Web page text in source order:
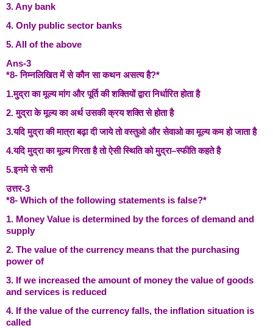
3. Any bank
4. Only public sector banks
5. All of the above
Ans-3
*8- निम्नलिखित में से कौन सा कथन असत्य है?*
1.मुद्रा का मूल्य मांग और पूर्ति की शक्तियों द्वारा निर्धारित होता है
2. मुद्रा के मूल्य का अर्थ उसकी क्रय शक्ति से होता है
3.यदि मुद्रा की मात्रा बढ़ा दी जाये तो वस्तुओ और सेवाओ का मूल्य कम हो जाता है
4.यदि मुद्रा का मूल्य गिरता है तो ऐसी स्थिति को मुद्रा–स्फीति कहते है
5.इनमे से सभी
उत्तर-3
*8- Which of the following statements is false?*
1. Money Value is determined by the forces of demand and
supply
2. The value of the currency means that the purchasing
power of
3. If we increased the amount of money the value of goods
and services is reduced
4. If the value of the currency falls, the inflation situation is
called